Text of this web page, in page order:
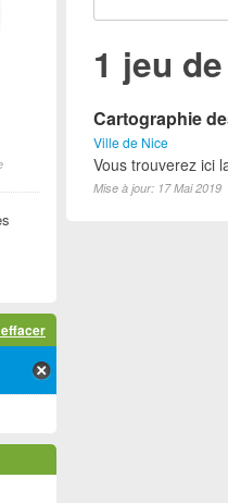
1 jeu
Cartographie
Ville de Nice
Vous trouverez ici
Mise à jour: 17 Mai 2019